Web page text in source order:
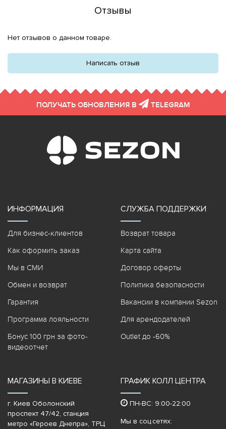
Отзывы
Нет отзывов о данном товаре.
Написать отзыв
ПОЛУЧАТЬ ОБНОВЛЕНИЯ В TELEGRAM
ИНФОРМАЦИЯ
Для бизнес-клиентов
Как оформить заказ
Мы в СМИ
Обмен и возврат
Гарантия
Программа лояльности
Бонус 100 грн за фото-
видеоотчет
СЛУЖБА ПОДДЕРЖКИ
Возврат товара
Карта сайта
Договор оферты
Политика безопасности
Вакансии в компании Sezon
Для арендодателей
Outlet до -60%
МАГАЗИНЫ В КИЕВЕ
г. Киев Оболонский
проспект 47/42, станция
метро «Героев Днепра»‎, ТРЦ
ГРАФИК КОЛЛ ЦЕНТРА
ПН-ВС: 9:00-22:00
Мы в соц.сетях: